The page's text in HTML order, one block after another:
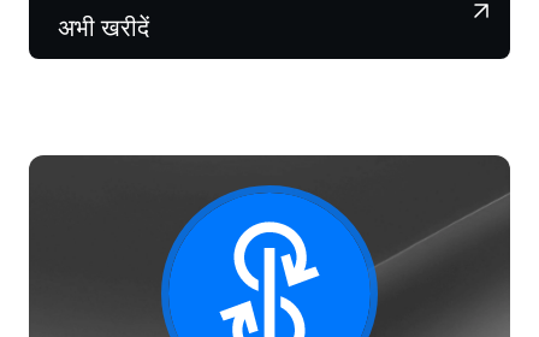
फ़्यूचर्स
NEXO Token 2.20%
DOT 0.49%
न्यूज़ और इनसाइट्स
वेल्थ एकेडमी
अभी खरीदें